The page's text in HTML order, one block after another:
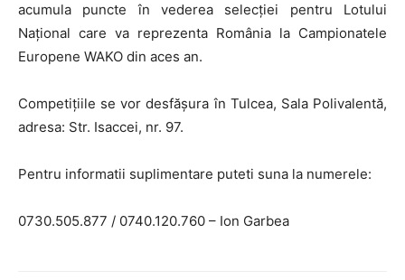
acumula puncte în vederea selecției pentru Lotului
Național care va reprezenta România la Campionatele
Europene WAKO din aces an.
Competițiile se vor desfășura în Tulcea, Sala Polivalentă,
adresa: Str. Isaccei, nr. 97.
Pentru informatii suplimentare puteti suna la numerele:
0730.505.877 / 0740.120.760 – Ion Garbea